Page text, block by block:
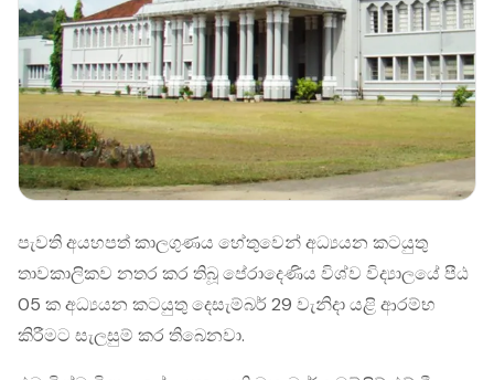
පැවති අයහපත් කාලගුණය හේතුවෙන් අධ්‍යයන කටයුතු
තාවකාලිකව නතර කර තිබූ පේරාදෙණිය විශ්ව විද්‍යාලයේ පීඨ
05 ක අධ්‍යයන කටයුතු දෙසැම්බර් 29 වැනිදා යළි ආරම්භ
කිරීමට සැලසුම් කර තිබෙනවා.